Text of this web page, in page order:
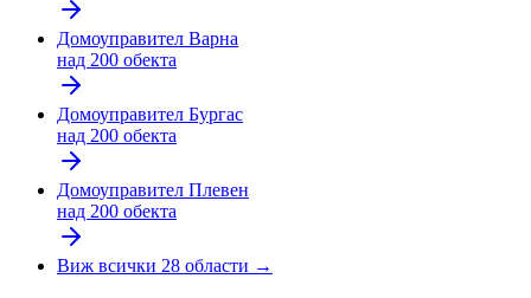
Домоуправител Варна
над 200 обекта
Домоуправител Бургас
над 200 обекта
Домоуправител Плевен
над 200 обекта
Виж всички 28 области →